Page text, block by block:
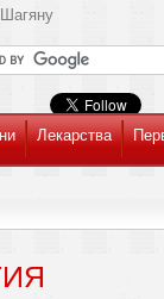
Лекарства